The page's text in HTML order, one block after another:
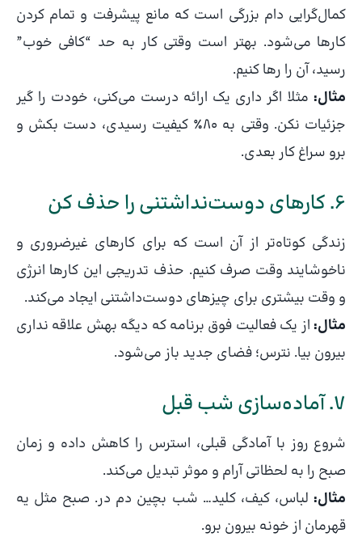
کمال‌گرایی دام بزرگی است که مانع پیشرفت و تمام کردن
کارها می‌شود. بهتر است وقتی کار به حد “کافی خوب”
رسید، آن را رها کنیم.
مثال: مثلا اگر داری یک ارائه درست می‌کنی، خودت را گیر
جزئیات نکن. وقتی به ۸۰٪ کیفیت رسیدی، دست بکش و
برو سراغ کار بعدی.
6. کارهای دوست‌نداشتنی را حذف کن
زندگی کوتاه‌تر از آن است که برای کارهای غیرضروری و
ناخوشایند وقت صرف کنیم. حذف تدریجی این کارها انرژی
و وقت بیشتری برای چیزهای دوست‌داشتنی ایجاد می‌کند.
مثال: از یک فعالیت فوق برنامه که دیگه بهش علاقه نداری
بیرون بیا. نترس؛ فضای جدید باز می‌شود.
7. آماده‌سازی شب قبل
شروع روز با آمادگی قبلی، استرس را کاهش داده و زمان
صبح را به لحظاتی آرام و موثر تبدیل می‌کند.
مثال: لباس، کیف، کلید… شب بچین دم در. صبح مثل یه
قهرمان از خونه بیرون برو.